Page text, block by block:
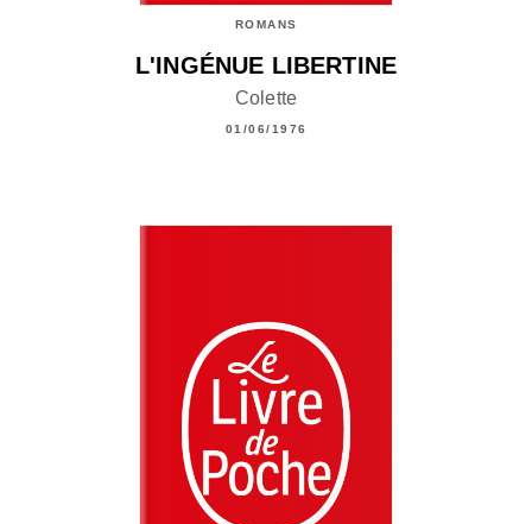
ROMANS
L'INGÉNUE LIBERTINE
Colette
01/06/1976